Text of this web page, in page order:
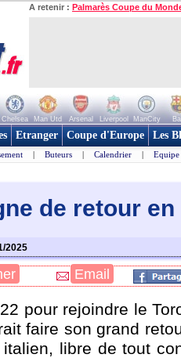
A retenir : Palmarès Coupe du
Chelsea Man Utd Arsenal Liverpool ManCity
Etranger Coupe d'Europe Les
| Buteurs | Calendrier | Equipe
de retour
2025
Email
pour rejoindre le
faire son grand
libre de tout